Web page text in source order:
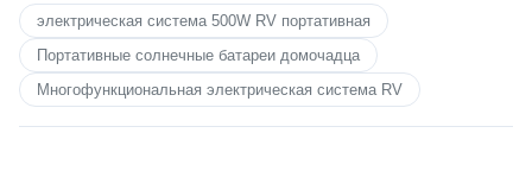
электрическая система 500W RV портативная
Портативные солнечные батареи домочадца
Многофункциональная электрическая система RV